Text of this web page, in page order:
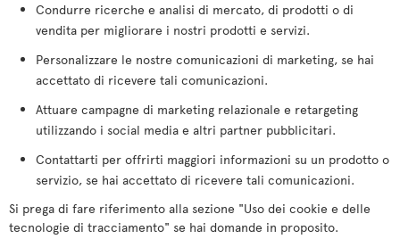
Condurre ricerche e analisi di mercato, di prodotti o di
vendita per migliorare i nostri prodotti e servizi.
Personalizzare le nostre comunicazioni di marketing, se hai
accettato di ricevere tali comunicazioni.
Attuare campagne di marketing relazionale e retargeting
utilizzando i social media e altri partner pubblicitari.
Contattarti per offrirti maggiori informazioni su un prodotto o
servizio, se hai accettato di ricevere tali comunicazioni.
Si prega di fare riferimento alla sezione "Uso dei cookie e delle
tecnologie di tracciamento" se hai domande in proposito.